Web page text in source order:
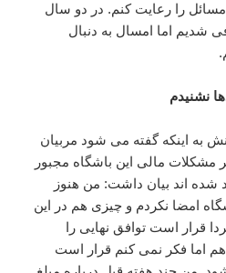
را رعایت کنم. در دو سال
شدیم اما امسال به دنبال
نشنیدم
به اینکه گفته می شود مربیان
مشکلات مالی این باشگاه مجبور
شده اند بیان داشت: من هنوز
امضا نکردم و چیزی هم در این
قرار است توافق نهایی را
اما فکر نمی کنم قرار است